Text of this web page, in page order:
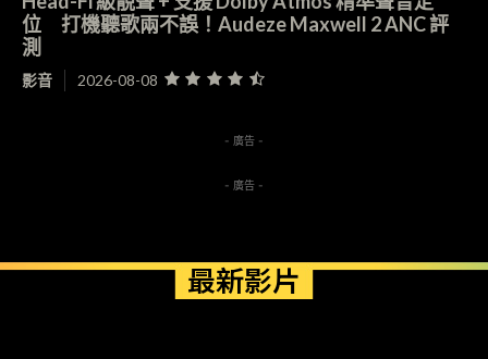
位 打機聽歌兩不誤！Audeze Maxwell 2 ANC 評
測
影音 2026-08-08
- 廣告 -
- 廣告 -
最新影片